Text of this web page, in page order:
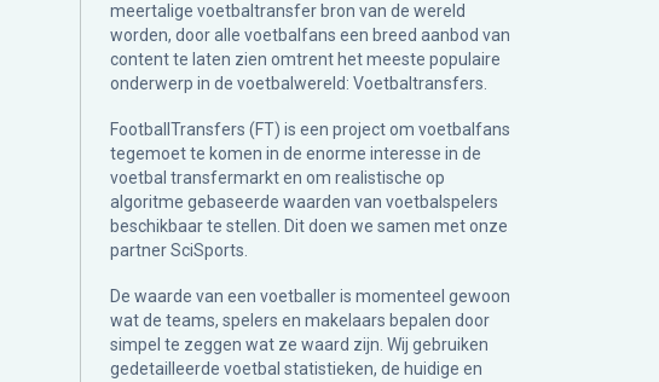
meertalige voetbaltransfer bron van de wereld
worden, door alle voetbalfans een breed aanbod van
content te laten zien omtrent het meeste populaire
onderwerp in de voetbalwereld: Voetbaltransfers.
FootballTransfers (FT) is een project om voetbalfans
tegemoet te komen in de enorme interesse in de
voetbal transfermarkt en om realistische op
algoritme gebaseerde waarden van voetbalspelers
beschikbaar te stellen. Dit doen we samen met onze
partnerSciSports
De waarde van een voetballer is momenteel gewoon
wat de teams, spelers en makelaars bepalen door
simpel te zeggen wat ze waard zijn. Wij gebruiken
gedetailleerde voetbal statistieken, de huidige en